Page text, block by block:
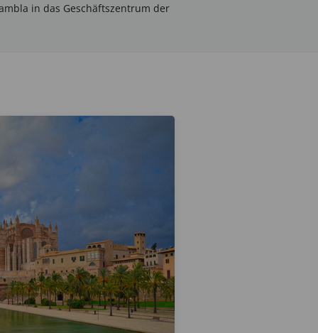
in das Geschäftszentrum der